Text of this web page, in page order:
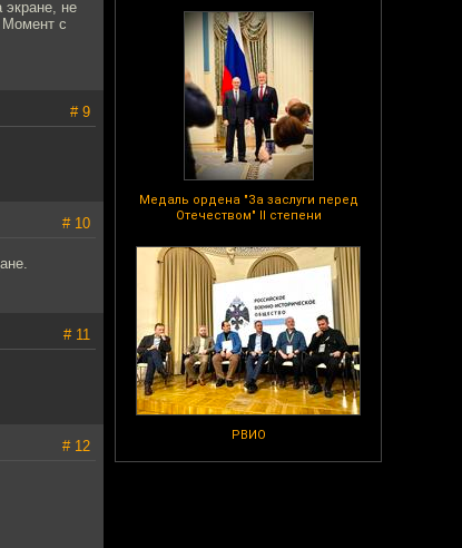
Медаль ордена "За заслуги перед
Отечеством" II степени
РВИО
экране, не
Момент с
# 9
# 10
# 11
# 12